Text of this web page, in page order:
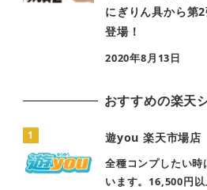
にぎりん具から第
登場！
2020年8月13日
おすすめの楽天
遊you 楽天市場店
全種コンプしたい時
います。16,500円